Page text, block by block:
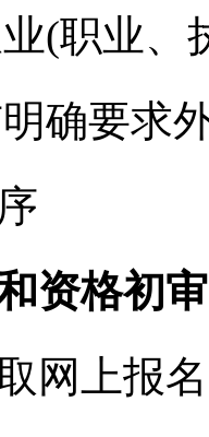
(职业
确要求
资格初审
网上报